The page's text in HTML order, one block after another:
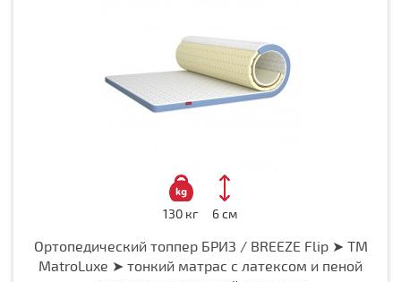
130 кг 6 см
Ортопедический топпер БРИЗ / BREEZE Flip ➤ ТМ
MatroLuxe ➤ тонкий матрас с латексом и пеной